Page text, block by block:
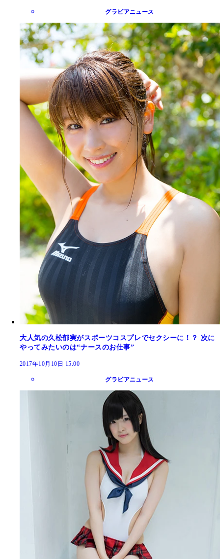
グラビアニュース
大人気の久松郁実がスポーツコスプレでセクシーに！？ 次に
やってみたいのは“ナースのお仕事”
2017年10月10日 15:00
グラビアニュース